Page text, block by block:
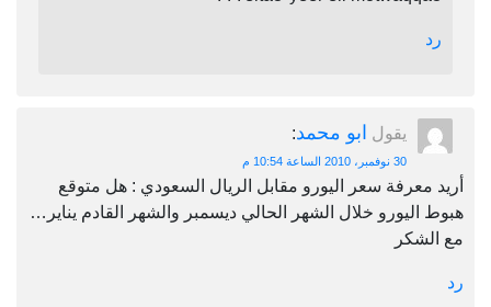
يقول ابو محمد :
سعر اليورو مقابل الريال السعودي : هل متوقع
خلال الشهر الحالي ديسمبر والشهر القادم يناير…